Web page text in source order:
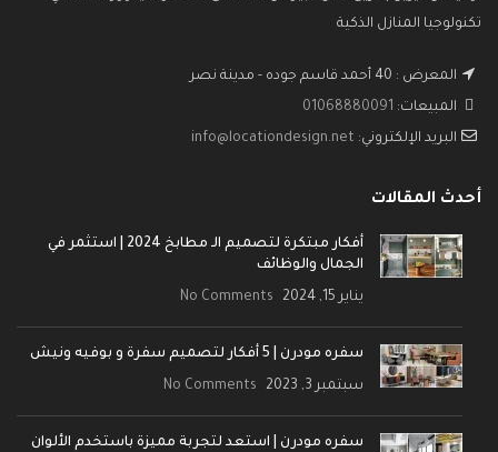
تكنولوجيا المنازل الذكية
المعرض : 40 أحمد قاسم جوده - مدينة نصر
المبيعات: 01068880091
البريد الإلكتروني: info@locationdesign.net
أحدث المقالات
أفكار مبتكرة لتصميم الـ مطابخ 2024 | استثمر في
الجمال والوظائف
يناير 15, 2024 No Comments
سفره مودرن | 5 أفكار لتصميم سفرة و بوفيه ونيش
سبتمبر 3, 2023 No Comments
سفره مودرن | استعد لتجربة مميزة باستخدم الألوان